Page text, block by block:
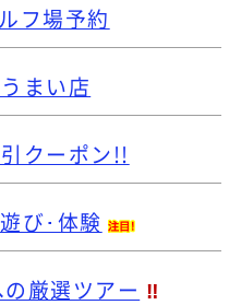
フ場予約
まい店
クーポン!!
び･体験
厳選ツアー ‼